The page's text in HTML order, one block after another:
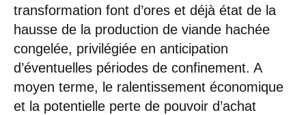
transformation font d’ores et déjà état de la
hausse de la production de viande hachée
congelée, privilégiée en anticipation
d’éventuelles périodes de confinement. A
moyen terme, le ralentissement économique
et la potentielle perte de pouvoir d’achat